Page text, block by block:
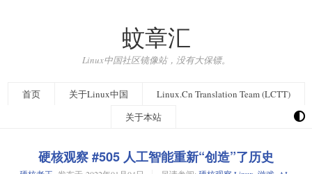
蚊章汇
Linux中国社区镜像站，没有大保镖。
首页 关于Linux中国
Linux.Cn Translation Team (LCTT)
关于本站
硬核观察 #505 人工智能重新“创造”了历史